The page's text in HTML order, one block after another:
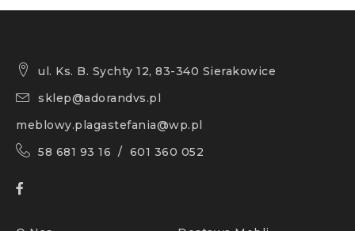
ul. Ks. B. Sychty 12, 83-340 Sierakowice
sklep@adorandvs.pl
meblowy.plagastefania@wp.pl
58 681 93 16 / 601 360 052